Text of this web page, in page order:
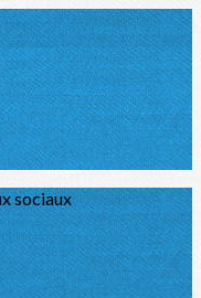
sociaux